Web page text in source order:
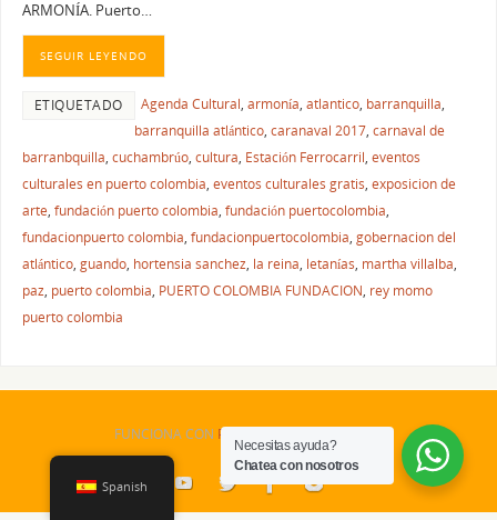
ARMONÍA. Puerto…
SEGUIR LEYENDO
ETIQUETADO Agenda Cultural, armonía, atlantico, barranquilla,
barranquilla atlántico, caranaval 2017, carnaval de
barranbquilla, cuchambrúo, cultura, Estación Ferrocarril, eventos
culturales en puerto colombia, eventos culturales gratis, exposicion de
arte, fundación puerto colombia, fundación puertocolombia,
fundacionpuerto colombia, fundacionpuertocolombia, gobernacion del
atlántico, guando, hortensia sanchez, la reina, letanías, martha villalba,
paz, puerto colombia, PUERTO COLOMBIA FUNDACION, rey momo
puerto colombia
FUNCIONA CON PARABOLA
Spanish
Necesitas ayuda?
Chatea con nosotros